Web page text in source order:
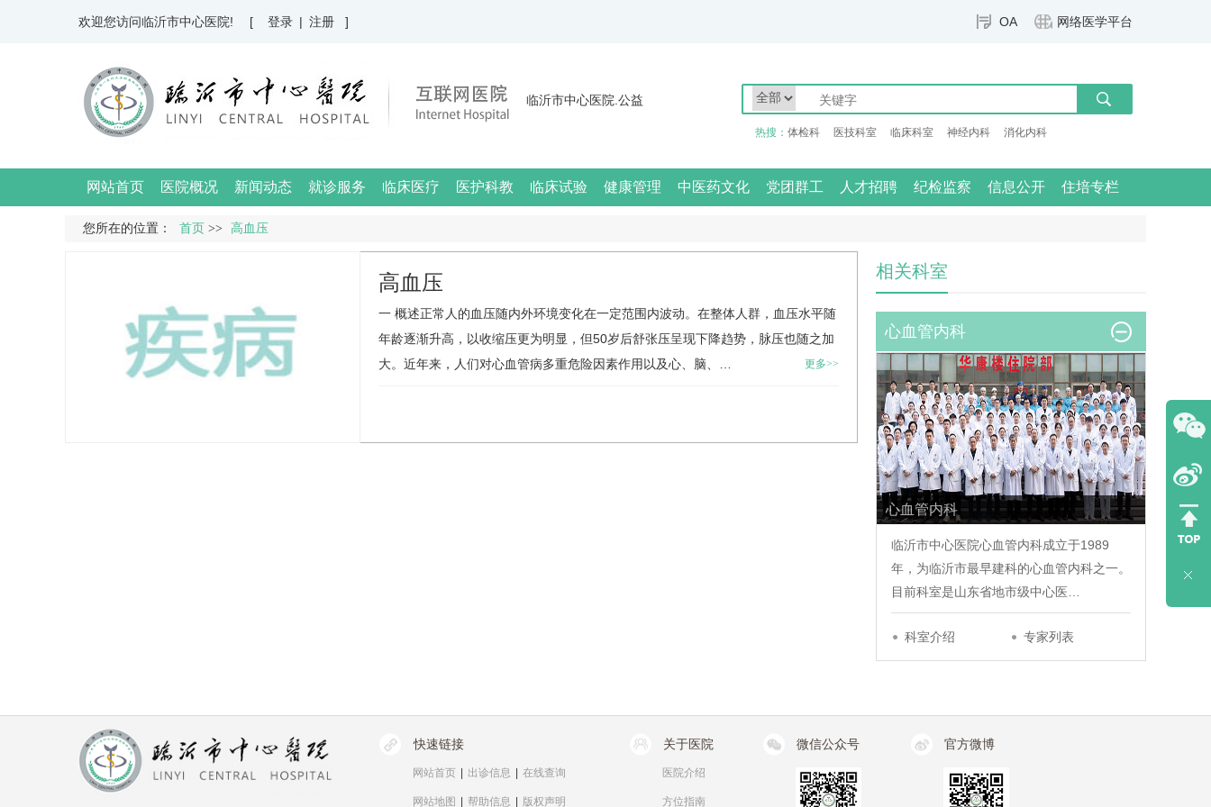
OA 网络医学平台
欢迎您访问临沂市中心医院! [ 登录 | 注册 ]
临沂市中心医院.公益
热搜： 体检科 医技科室 临床科室 神经内科 消化内科
网站首页 医院概况 新闻动态 就诊服务 临床医疗 医护科教 临床试验 健康管理 中医药文化 党团群工 人才招聘 纪检监察 信息公开 住培专栏
您所在的位置： 首页 >> 高血压
高血压
一 概述正常人的血压随内外环境变化在一定范围内波动。在整体人群，血压水平随
年龄逐渐升高，以收缩压更为明显，但50岁后舒张压呈现下降趋势，脉压也随之加
大。近年来，人们对心血管病多重危险因素作用以及心、脑、…
更多>>
相关科室
心血管内科
心血管内科
临沂市中心医院心血管内科成立于1989
年，为临沂市最早建科的心血管内科之一。
目前科室是山东省地市级中心医…
科室介绍 专家列表
快速链接
网站首页 出诊信息 在线查询
网站地图 帮助信息 版权声明
关于医院
医院介绍
方位指南
微信公众号 官方微博